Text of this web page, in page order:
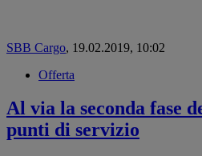
SBB Cargo, 19.02.2019, 10:02
Offerta
Al via la seconda fase
punti di servizio